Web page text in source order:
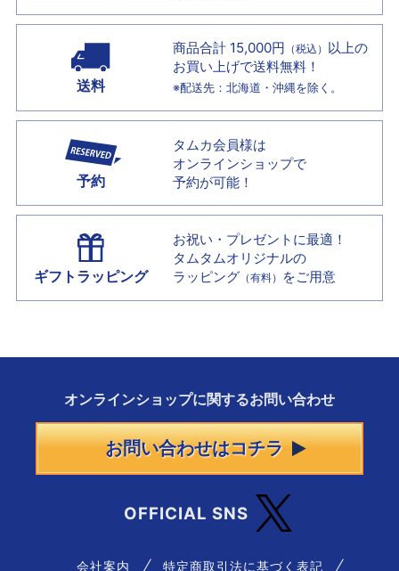
送料
商品合計 15,000円 （税込） 以上の
お買い上げで送料無料！
※配送先：北海道・沖縄を除く。
予約
タムカ会員様は
オンラインショップで
予約が可能！
ギフトラッピング
お祝い・プレゼントに最適！
タムタムオリジナルの
ラッピング （有料） をご用意
オンラインショップに関するお問い合わせ
お問い合わせはコチラ
OFFICIAL SNS
会社案内 特定商取引法に基づく表記